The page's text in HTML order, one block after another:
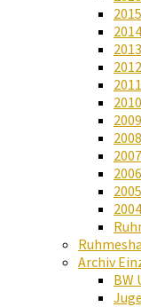
2015
2014
2013
2012
2011
2010
2009
2008
2007
2006
2005
2004
Archiv
BW